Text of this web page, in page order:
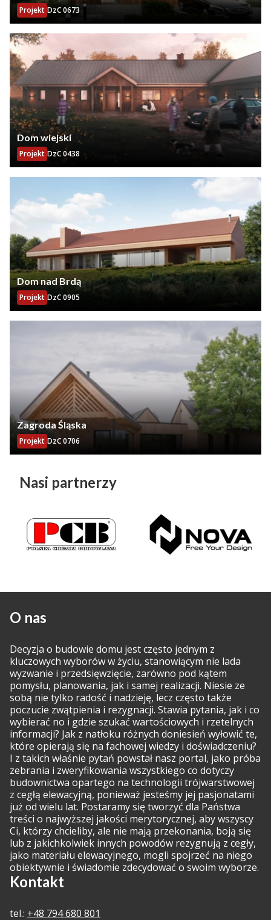
Projekt DzC 0673
Dom wiejski
Projekt DzC 0438
Dom nad Brdą
Projekt DzC 0905
Zagroda Śląska
Projekt DzC 0706
Nasi partnerzy
Kontakt
tel.: +48 794 680 801
O nas
Decyzja o budowie domu jest często jednym z
kluczowych wyborów w życiu, stanowiącym nie lada
wyzwanie i przedsięwzięcie, zarówno pod kątem
pomysłu, planowania, jak i samej realizacji. Niesie ze
sobą nie tylko radość i nadzieję, lecz często także
poczucie zwątpienia i rezygnacji. Stawia pytania, jak i co
wybierać no i gdzie szukać wartościowych i rzetelnych
informacji? Jak z natłoku różnych doniesień wyłowić te,
które opierają się na fachowej wiedzy i doświadczeniu?
I z takich właśnie pytań powstał nasz portal, jako próba
zebrania i zweryfikowania wszystkiego co dotyczy
budownictwa opartego na technologii trójwarstwowej
z cegłą elewacyjną, ponieważ jesteśmy jej pasjonatami
już od wielu lat. Postaramy się tworzyć dla Państwa
treści o najwyższej jakości merytorycznej, aby wszyscy
Ci, którzy chcieliby, ale nie mają przekonania, boją się
lub z jakichkolwiek innych powodów rezygnują z cegły,
jako materiału elewacyjnego, mogli spojrzeć na niego
obiektywnie i świadomie zdecydować o swoim wyborze.